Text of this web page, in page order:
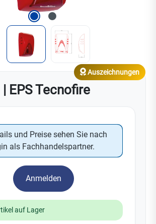
| EPS Tecnofire
Auszeichnungen
und Preise sehen Sie nach
als Fachhandelspartner.
Anmelden
auf Lager